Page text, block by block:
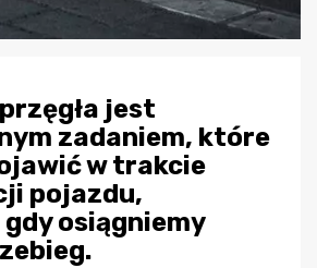
jest
zadaniem, które
w trakcie
pojazdu,
osiągniemy